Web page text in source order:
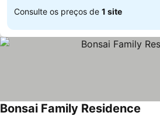
Consulte os preços de 1 site
Bonsai Family Residence